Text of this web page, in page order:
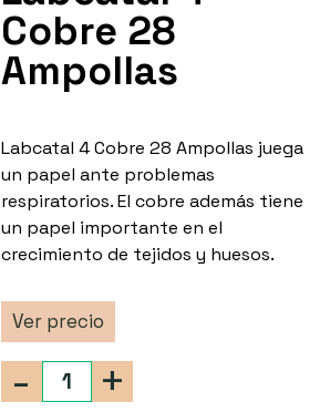
Cobre 28
Ampollas
Labcatal 4 Cobre 28 Ampollas juega
un papel ante problemas
respiratorios. El cobre además tiene
un papel importante en el
crecimiento de tejidos y huesos.
Ver precio
+
-